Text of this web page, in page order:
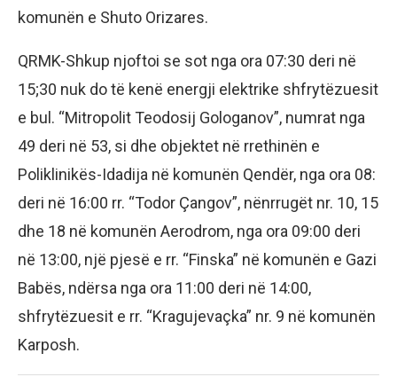
komunën e Shuto Orizares.
QRMK-Shkup njoftoi se sot nga ora 07:30 deri në
15;30 nuk do të kenë energji elektrike shfrytëzuesit
e bul. “Mitropolit Teodosij Gologanov”, numrat nga
49 deri në 53, si dhe objektet në rrethinën e
Poliklinikës-Idadija në komunën Qendër, nga ora 08:
deri në 16:00 rr. “Todor Çangov”, nënrrugët nr. 10, 15
dhe 18 në komunën Aerodrom, nga ora 09:00 deri
në 13:00, një pjesë e rr. “Finska” në komunën e Gazi
Babës, ndërsa nga ora 11:00 deri në 14:00,
shfrytëzuesit e rr. “Kragujevaçka” nr. 9 në komunën
Karposh.